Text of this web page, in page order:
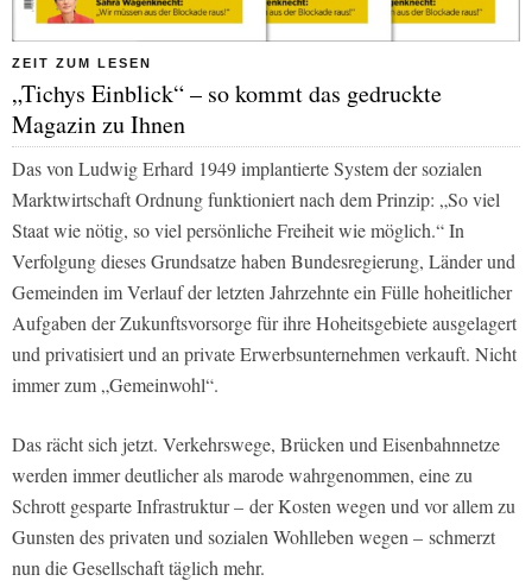
ZEIT ZUM LESEN
„Tichys Einblick“ – so kommt das gedruckte
Magazin zu Ihnen
Das von Ludwig Erhard 1949 implantierte System der sozialen
Marktwirtschaft Ordnung funktioniert nach dem Prinzip: „So viel
Staat wie nötig, so viel persönliche Freiheit wie möglich.“ In
Verfolgung dieses Grundsatze haben Bundesregierung, Länder und
Gemeinden im Verlauf der letzten Jahrzehnte ein Fülle hoheitlicher
Aufgaben der Zukunftsvorsorge für ihre Hoheitsgebiete ausgelagert
und privatisiert und an private Erwerbsunternehmen verkauft. Nicht
immer zum „Gemeinwohl“.
Das rächt sich jetzt. Verkehrswege, Brücken und Eisenbahnnetze
werden immer deutlicher als marode wahrgenommen, eine zu
Schrott gesparte Infrastruktur – der Kosten wegen und vor allem zu
Gunsten des privaten und sozialen Wohlleben wegen – schmerzt
nun die Gesellschaft täglich mehr.